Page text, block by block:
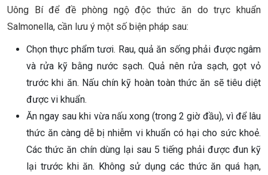
Uông Bí để đề phòng ngộ độc thức ăn do trực khuẩn
Salmonella, cần lưu ý một số biện pháp sau:
Chọn thực phẩm tươi. Rau, quả ăn sống phải được ngâm
và rửa kỹ bằng nước sạch. Quả nên rửa sạch, gọt vỏ
trước khi ăn. Nấu chín kỹ hoàn toàn thức ăn sẽ tiêu diệt
được vi khuẩn.
Ăn ngay sau khi vừa nấu xong (trong 2 giờ đầu), vì để lâu
thức ăn càng dễ bị nhiễm vi khuẩn có hại cho sức khoẻ.
Các thức ăn chín dùng lại sau 5 tiếng phải được đun kỹ
lại trước khi ăn. Không sử dụng các thức ăn quá hạn,